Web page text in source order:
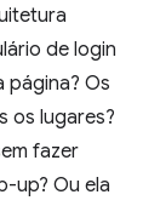
de login
página? Os
os lugares?
fazer
up? Ou ela